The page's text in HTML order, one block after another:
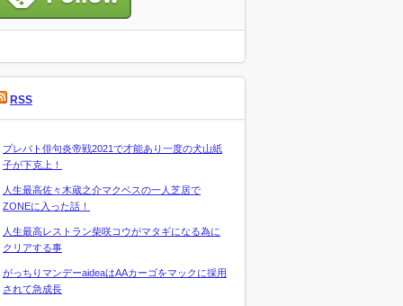
RSS
プレバト俳句炎帝戦2021で才能あり一度の犬山紙
子が下克上！
人生最高佐々木蔵之介マクベスの一人芝居で
ZONEに入った話！
人生最高レストラン柴咲コウがマタギになる為に
クリアする事
がっちりマンデーaideaはAAカーゴをマックに採用
されて急成長